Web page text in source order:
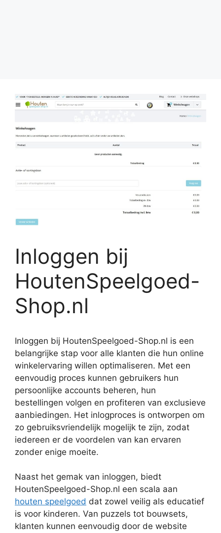
Inloggen bij
HoutenSpeelgoed-
Shop.nl
Inloggen bij HoutenSpeelgoed-Shop.nl is een
belangrijke stap voor alle klanten die hun online
winkelervaring willen optimaliseren. Met een
eenvoudig proces kunnen gebruikers hun
persoonlijke accounts beheren, hun
bestellingen volgen en profiteren van exclusieve
aanbiedingen. Het inlogproces is ontworpen om
zo gebruiksvriendelijk mogelijk te zijn, zodat
iedereen er de voordelen van kan ervaren
zonder enige moeite.
Naast het gemak van inloggen, biedt
HoutenSpeelgoed-Shop.nl een scala aan
houten speelgoed dat zowel veilig als educatief
is voor kinderen. Van puzzels tot bouwsets,
klanten kunnen eenvoudig door de website